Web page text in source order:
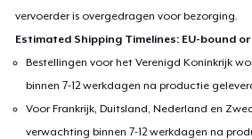
vervoerder is overgedragen voor bezorging.
Estimated Shipping Timelines: EU-bound
Bestellingen voor het Verenigd Koninkrijk
binnen 7-12 werkdagen na productie
Voor Frankrijk, Duitsland, Nederland en
verwachting binnen 7-12 werkdagen na